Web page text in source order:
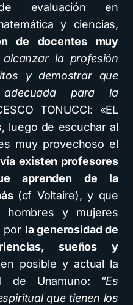
evaluación en
y ciencias,
de docentes muy
la profesión
y demostrar que
para la
TONUCCI: «EL
luego de escuchar al
muy provechoso el
existen profesores
aprenden de la
(cf Voltaire), y que
hombres y mujeres
por la generosidad de
sueños y
posible y actual la
de Unamuno: “Es
que tienen los